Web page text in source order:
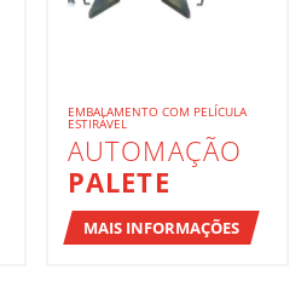
EMBALAMENTO COM PELÍCULA
ESTIRÁVEL
AUTOMAÇÃO
PALETE
MAIS INFORMAÇÕES